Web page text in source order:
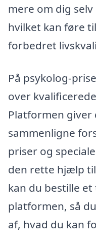
mere om dig
hvilket kan føre
forbedret
På psykolog-
over
Platformen
sammenligne
priser og
den rette hjælp
kan du bestille
platformen, så
af, hvad du kan